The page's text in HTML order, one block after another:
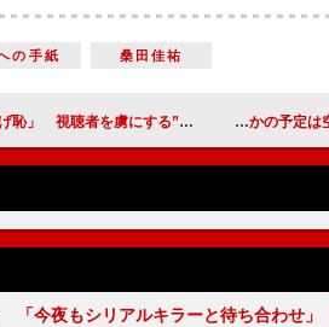
の手紙 桑田佳祐
者を虜にする”ムズキュン”とは？ Ｍａｙ Ｊ．、大
「今夜もシリアルキラーと待ち合わせ